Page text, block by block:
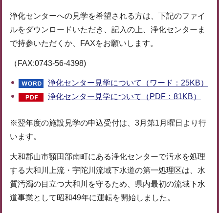
浄化センターへの見学を希望される方は、下記のファイ
ルをダウンロードいただき、記入の上、浄化センターま
で持参いただくか、FAXをお願いします。
（FAX:0743-56-4398)
浄化センター見学について（ワード：25KB）
浄化センター見学について（PDF：81KB）
※翌年度の施設見学の申込受付は、3月第1月曜日より行
います。
大和郡山市額田部南町にある浄化センターで汚水を処理
する大和川上流・宇陀川流域下水道の第一処理区は、水
質汚濁の目立つ大和川を守るため、県内最初の流域下水
道事業として昭和49年に運転を開始しました。